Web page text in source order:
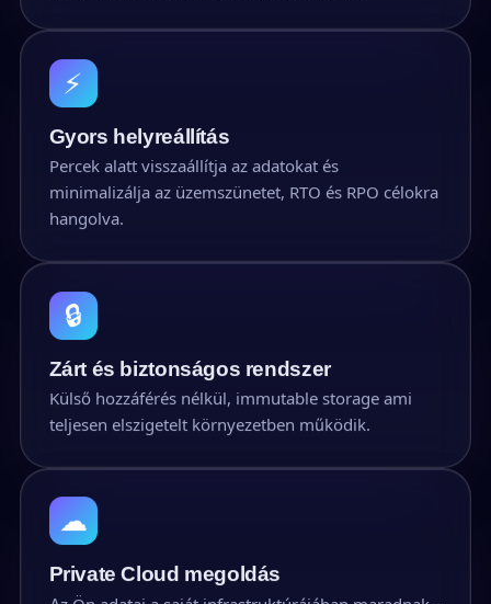
⚡
Gyors helyreállítás
Percek alatt visszaállítja az adatokat és
minimalizálja az üzemszünetet, RTO és RPO célokra
hangolva.
🔒
Zárt és biztonságos rendszer
Külső hozzáférés nélkül, immutable storage ami
teljesen elszigetelt környezetben működik.
☁
Private Cloud megoldás